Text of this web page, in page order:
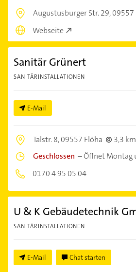
Augustusburger Str. 29,09557
Webseite
Sanitär Grünert
SANITÄRINSTALLATIONEN
E-Mail
Talstr. 8,09557 Flöha
3,3 km
Geschlossen –Öffnet Montag
0170 4 95 05 04
U & K Gebäudetechnik
SANITÄRINSTALLATIONEN
E-Mail Chat starten